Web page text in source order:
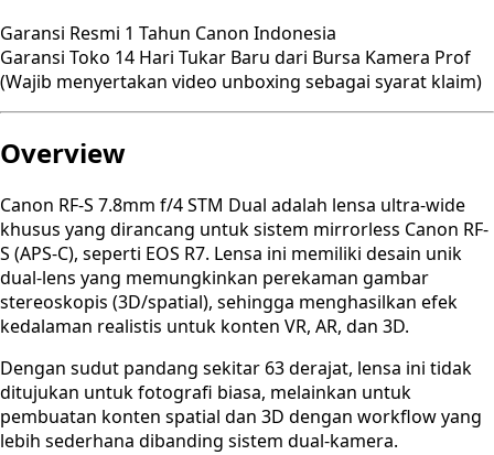
Garansi Resmi 1 Tahun Canon Indonesia
Garansi Toko 14 Hari Tukar Baru dari Bursa Kamera Prof
(Wajib menyertakan video unboxing sebagai syarat klaim)
Overview
Canon RF-S 7.8mm f/4 STM Dual adalah lensa ultra-wide
khusus yang dirancang untuk sistem mirrorless Canon RF-
S (APS-C), seperti EOS R7. Lensa ini memiliki desain unik
dual-lens yang memungkinkan perekaman gambar
stereoskopis (3D/spatial), sehingga menghasilkan efek
kedalaman realistis untuk konten VR, AR, dan 3D.
Dengan sudut pandang sekitar 63 derajat, lensa ini tidak
ditujukan untuk fotografi biasa, melainkan untuk
pembuatan konten spatial dan 3D dengan workflow yang
lebih sederhana dibanding sistem dual-kamera.